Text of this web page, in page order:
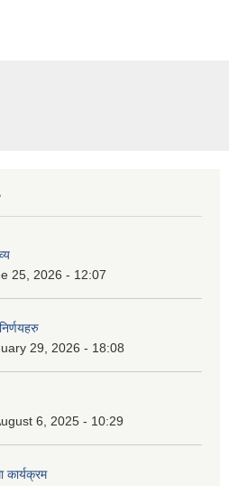
25, 2026 - 12:07
29, 2026 - 18:08
6, 2025 - 10:29